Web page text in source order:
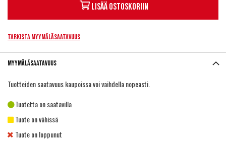
Lisää ostoskoriin
Tarkista myymäläsaatavuus
Myymäläsaatavuus
Tuotteiden saatavuus kaupoissa voi vaihdella nopeasti.
Tuotetta on saatavilla
Tuote on vähissä
Tuote on loppunut